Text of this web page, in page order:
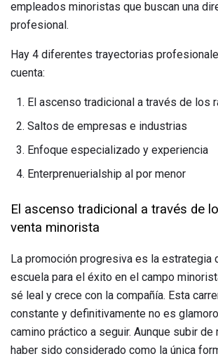
empleados minoristas que buscan una
profesional.
Hay 4 diferentes trayectorias
cuenta:
El ascenso tradicional a través de los
Saltos de empresas e industrias
Enfoque especializado y experiencia
Enterprenuerialship al por menor
El ascenso tradicional a través de
venta minorista
La promoción progresiva es la estrategia
escuela para el éxito en el campo
sé leal y crece con la compañía. Esta
constante y definitivamente no es
camino práctico a seguir. Aunque subir de
haber sido considerado como la única